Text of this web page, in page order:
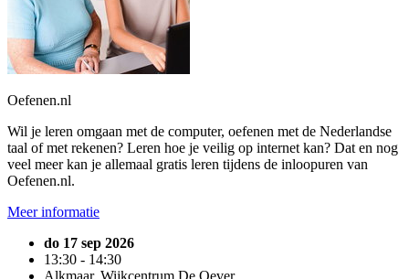
Oefenen.nl
Wil je leren omgaan met de computer, oefenen met de Nederlandse
taal of met rekenen? Leren hoe je veilig op internet kan? Dat en nog
veel meer kan je allemaal gratis leren tijdens de inloopuren van
Oefenen.nl.
Meer informatie
do 17 sep 2026
13:30 - 14:30
Alkmaar, Wijkcentrum De Oever